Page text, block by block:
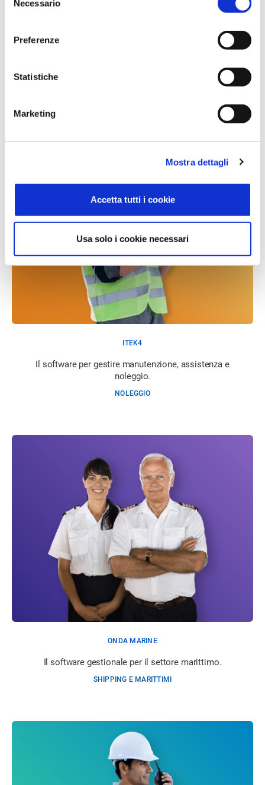
delNecessario
Preferenze
Statistiche
Marketing
Mostra dettagli
Accetta tutti i cookie
Usa solo i cookie necessari
Il software gestionale per ottimizzare i processi delle
ITEK4
Il software per gestire manutenzione, assistenza e
noleggio.
NOLEGGIO
ONDA MARINE
Il software gestionale per il settore marittimo.
SHIPPING E MARITTIMI